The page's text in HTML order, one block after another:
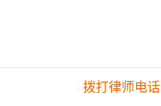
拨打律师电